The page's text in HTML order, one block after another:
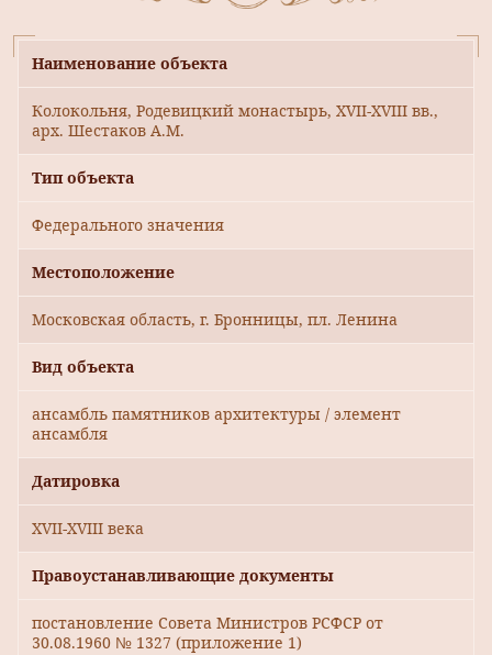
Наименование объекта
Колокольня, Родевицкий монастырь, ХVII-ХVIII вв.,
арх. Шестаков А.М.
Тип объекта
Федерального значения
Местоположение
Московская область, г. Бронницы, пл. Ленина
Вид объекта
ансамбль памятников архитектуры / элемент
ансамбля
Датировка
ХVII-ХVIII века
Правоустанавливающие документы
постановление Совета Министров РСФСР от
30.08.1960 № 1327 (приложение 1)